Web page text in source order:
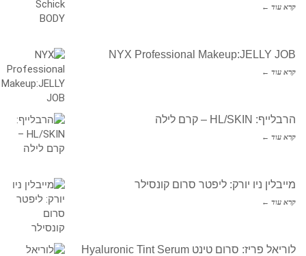
קרא עוד ←
NYX Professional Makeup:JELLY JOB
קרא עוד ←
הרבלייף: HL/SKIN – קרם לילה
קרא עוד ←
מייבלין ניו יורק: ליפטר סרום קונסילר
קרא עוד ←
לוריאל פריז: סרום טינט Hyaluronic Tint Serum